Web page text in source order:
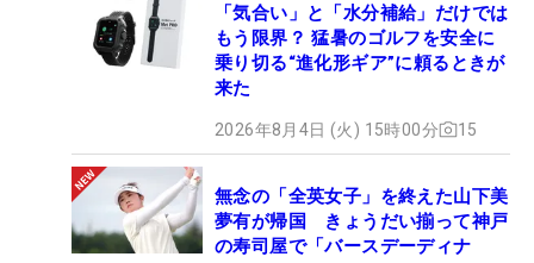
「気合い」と「水分補給」だけでは
もう限界？ 猛暑のゴルフを安全に
乗り切る“進化形ギア”に頼るときが
来た
2026年8月4日 (火) 15時00分 15
無念の「全英女子」を終えた山下美
夢有が帰国 きょうだい揃って神戸
の寿司屋で「バースデーディナ